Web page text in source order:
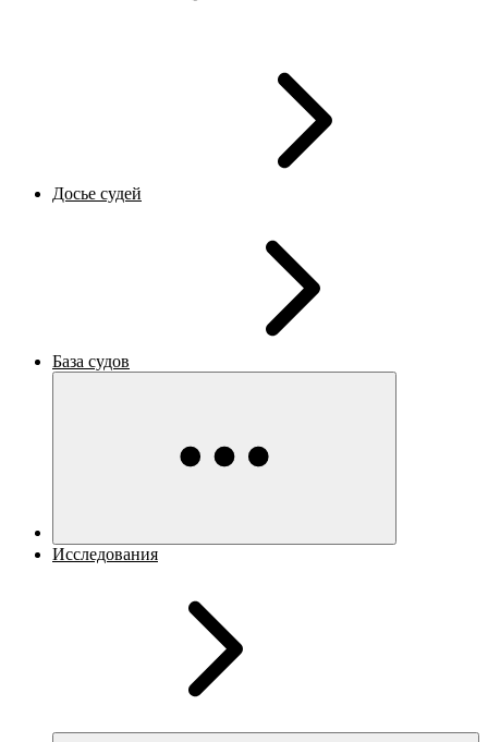
Досье судей
База судов
Исследования